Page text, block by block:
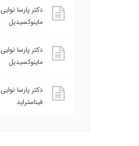
دکتر پارسا نوایی
ماینوکسیدیل
دکتر پارسا نوایی
ماینوکسیدیل
دکتر پارسا نوایی
فیناستراید